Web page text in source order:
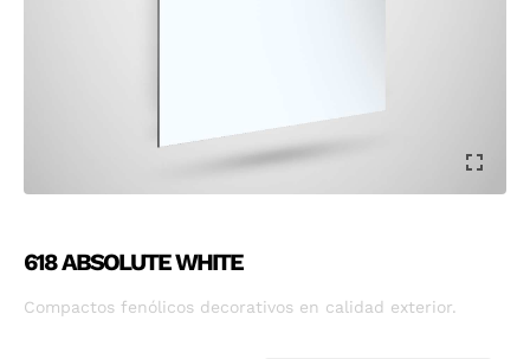
618 ABSOLUTE WHITE
Compactos fenólicos decorativos en calidad exterior.